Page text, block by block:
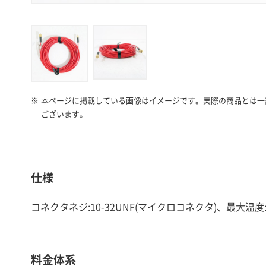
※ 本ページに掲載している画像はイメージです。実際の商品とは
ございます。
仕様
コネクタネジ:10-32UNF(マイクロコネクタ)、最大温
料金体系